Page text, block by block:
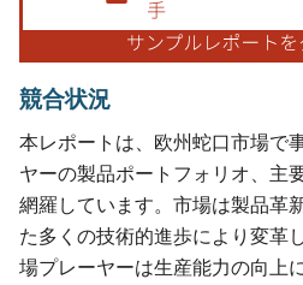
競合状況
本レポートは、欧州蛇口市場で
ヤーの製品ポートフォリオ、主
網羅しています。市場は製品革
た多くの技術的進歩により変革
場プレーヤーは生産能力の向上